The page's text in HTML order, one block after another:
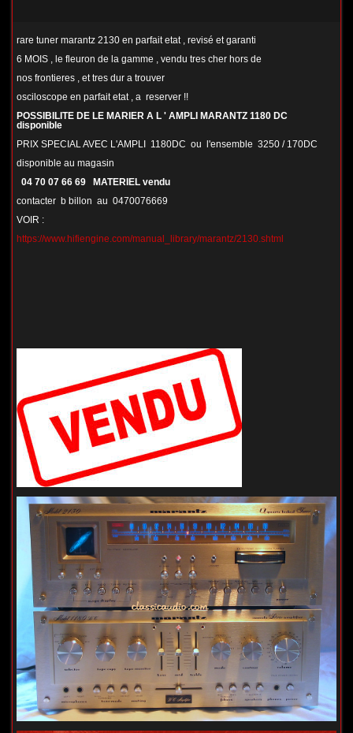
rare tuner marantz 2130 en parfait etat , revisé et garanti
6 MOIS , le fleuron de la gamme , vendu tres cher hors de
nos frontieres , et tres dur a trouver
osciloscope en parfait etat , a reserver !!
POSSIBILITE DE LE MARIER A L ' AMPLI MARANTZ 1180 DC
disponible
PRIX SPECIAL AVEC L'AMPLI 1180DC ou l'ensemble 3250 / 170DC
disponible au magasin
04 70 07 66 69 MATERIEL vendu
contacter b billon au 0470076669
VOIR :
https://www.hifiengine.com/manual_library/marantz/2130.shtml